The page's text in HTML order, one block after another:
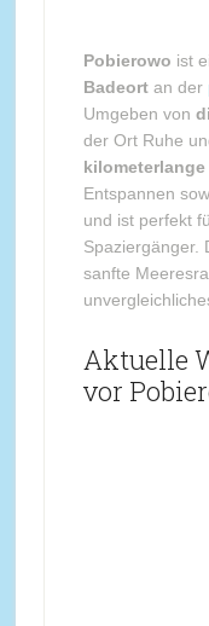
Pobierowo ist
Badeortan der
Umgeben von
der Ort Ruhe
Entspannen
und ist perfekt
Spaziergänger.
sanfte
Aktuelle
vor